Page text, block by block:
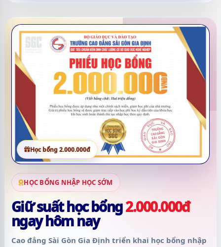
HỌC BỔNG NHẬP HỌC SỚM
Giữ suất học bổng2.000.000đ
ngay hôm nay
Cao đẳng Sài Gòn Gia Định triển khai học bổng nhập
Học bổng 2.000.000đ